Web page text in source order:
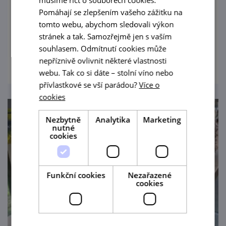
Jedinečná pěší prohlídka krásným
prostředím Mikuleckých búd s návštěvou
vinařského muzea s certifikovaným
průvodcem zakončená ochutnávkou nejen
vína.
prohlédnout
Pomáhají se zlepšením vašeho zážitku na
tomto webu, abychom sledovali výkon
stránek a tak. Samozřejmě jen s vaším
souhlasem. Odmítnutí cookies může
nepříznivě ovlivnit některé vlastnosti
webu. Tak co si dáte – stolní víno nebo
přívlastkové se vší parádou?Více o
cookies
Nezbytně
nutné
cookies
Analytika Marketing
Funkční cookies
Nezařazené
cookies